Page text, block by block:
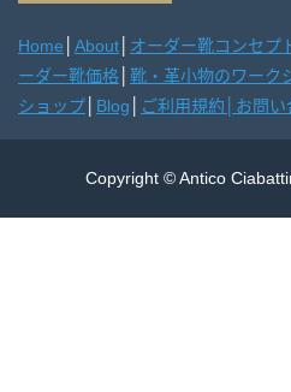
Home About オーダー靴コンセプ
ーダー靴価格 靴・革小物のワーク
ショップ
Blog ご利用規約 お問い
Copyright © Antico